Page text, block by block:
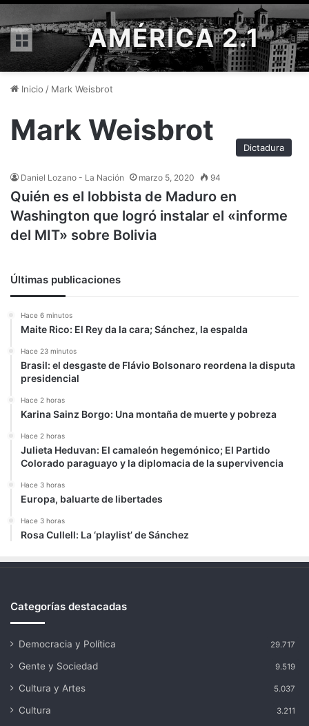
Menú AMÉRICA 2.1
Inicio / Mark Weisbrot
Mark Weisbrot
Dictadura
Daniel Lozano - La Nación marzo 5, 2020 94
Quién es el lobbista de Maduro en
Washington que logró instalar el «informe
del MIT» sobre Bolivia
Últimas publicaciones
Hace 6 minutos
Maite Rico: El Rey da la cara; Sánchez, la espalda
Hace 23 minutos
Brasil: el desgaste de Flávio Bolsonaro reordena la disputa
presidencial
Hace 2 horas
Karina Sainz Borgo: Una montaña de muerte y pobreza
Hace 2 horas
Julieta Heduvan: El camaleón hegemónico; El Partido
Colorado paraguayo y la diplomacia de la supervivencia
Hace 3 horas
Europa, baluarte de libertades
Hace 3 horas
Rosa Cullell: La ‘playlist’ de Sánchez
Categorías destacadas
Democracia y Política 29.717
Gente y Sociedad 9.519
Cultura y Artes 5.037
Cultura 3.211